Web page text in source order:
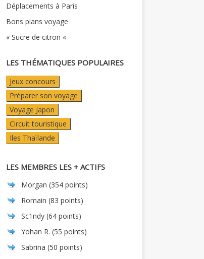
Déplacements à Paris
Bons plans voyage
« Sucre de citron «
LES THÉMATIQUES POPULAIRES
Jeux concours
Préparer son voyage
Voyage Japon
Circuit touristique
Iles Thaïlande
LES MEMBRES LES + ACTIFS
Morgan (354 points)
Romain (83 points)
Sc1ndy (64 points)
Yohan R. (55 points)
Sabrina (50 points)